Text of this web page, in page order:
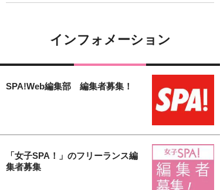
インフォメーション
SPA!Web編集部 編集者募集！
「女子SPA！」のフリーランス編
集者募集